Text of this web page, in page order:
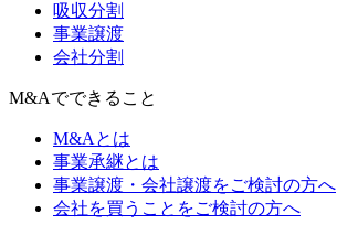
吸収分割
事業譲渡
会社分割
M&Aでできること
M&Aとは
事業承継とは
事業譲渡・会社譲渡をご検討の方へ
会社を買うことをご検討の方へ